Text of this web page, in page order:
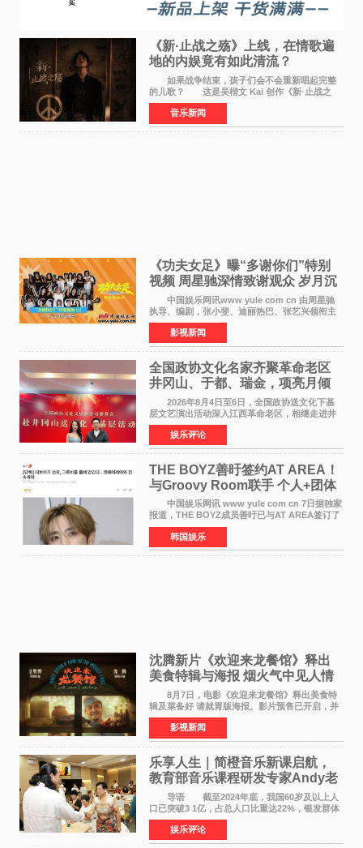
《新·止战之殇》上线，在情歌遍
地的内娱竟有如此清流？
如果战争结束，孩子们会不会重新唱起完整
的儿歌？ 这是吴楷文 Kai 创作《新·止战之
殇》时最初的想法。 从伊朗相关冲突引发的
地区局势，到世界各地仍在发生的动荡与不安，
战争从来不只
音乐新闻
《功夫女足》曝“多谢你们”特别
视频 周星驰深情致谢观众 岁月沉
淀不灭初心
中国娱乐网讯www yule com cn 由周星驰
执导、编剧，张小斐、迪丽热巴、张艺兴领衔主
演，刘嘉玲、佐藤健特别出演，艾米、雪野、蔡
思贝、胡予安、倪好特别介绍的喜剧电影《功夫
女足》释出多谢你
影视新闻
全国政协文化名家齐聚革命老区
井冈山、于都、瑞金，项亮月倾
情献唱《桃花谣》致敬红色沃土
2026年8月4日至6日，全国政协送文化下基
层文艺演出活动深入江西革命老区，相继走进井
冈山、于都长征出发地、瑞金三地。由全国政协
文化文史和学习委员会副主任、甘肃省政协原主
席欧阳坚率团，一
娱乐评论
THE BOYZ善旴签约AT AREA！
与Groovy Room联手 个人+团体
活动并行
中国娱乐网讯 www yule com cn 7日据独家
报道，THE BOYZ成员善旴已与AT AREA签订了
专属合约。AT AREA是由知名制作人组合
Groovy Room创立的hip-hop厂牌，旗下拥有多
位实力派音乐人，在韩
韩国娱乐
沈腾新片《欢迎来龙餐馆》释出
美食特辑与海报 烟火气中见人情
温暖
8月7日，电影《欢迎来龙餐馆》释出美食特
辑及菜备好 请就胃版海报。影片预售已开启，并
将于8月8日至10日14:00-21:00举行全国超前点
映。电影《欢迎来龙餐馆》作为战争美食喜剧大
片，讲述了中国
影视新闻
乐享人生｜简橙音乐新课启航，
教育部音乐课程研发专家Andy老
师重磅入驻领航银龄琴声
导语 截至2024年底，我国60岁及以上人
口已突破3 1亿，占总人口比重达22%，银发群体
的精神文化需求日益凸显。2024年1月，国务院办
公厅印发《关于发展银发经济增进老年人福祉的
意见》——这是
娱乐评论